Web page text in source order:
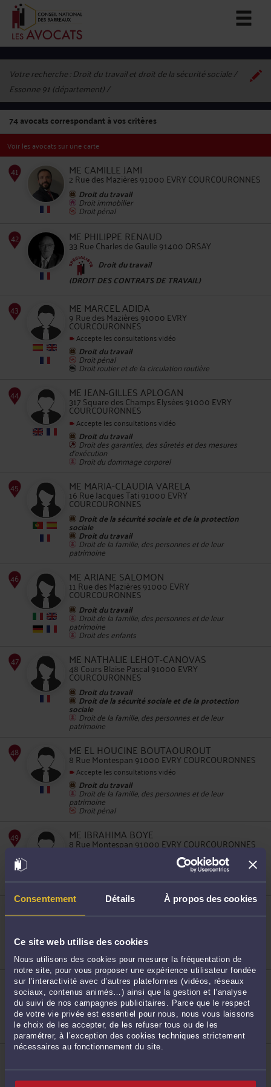
Consentement Détails À propos des cookies
Ce site web utilise des cookies
Nous utilisons des cookies pour mesurer la fréquentation de
notre site, pour vous proposer une expérience utilisateur fondée
sur l’interactivité avec d’autres plateformes (vidéos, réseaux
sociaux, contenus animés…) ainsi que la gestion et l’analyse
du suivi de nos campagnes publicitaires. Parce que le respect
de votre vie privée est essentiel pour nous, nous vous laissons
le choix de les accepter, de les refuser tous ou de les
paramétrer, à l’exception des cookies techniques strictement
nécessaires au fonctionnement du site.
Votre recherche :Droit du travail et droit de la sécurité sociale /
Essonne 91 (département)
74avocats correspondant à vos critères
Voir les avocats sur une carte
ME CAMILLE JAMI
2 Rue des Mazières 91000 EVRY COURCOURONNES
Droit du travail
Droit immobilier
Droit pénal
ME PHILIPPE RENAUD
33 Rue Charles de Gaulle 91400 ORSAY
Droit du travail
(DROIT DES CONTRATS DE TRAVAIL)
43
ME MARCEL ADIDA
9 Rue des Mazières 91000 EVRY
COURCOURONNES
Accepte les consultations vidéo
Droit du travail
Droit pénal
Droit routier et de la circulation routière
44
ME JEAN-GILLES APLOGAN
317 Square des Champs Elysées 91000 EVRY
COURCOURONNES
Accepte les consultations vidéo
Droit du travail
Droit des garanties, des sûretés et des mesures
d'exécution
Droit du dommage corporel
ME MARIA-CLAUDIA VARELA
16 Rue Jacques Tati 91000 EVRY
COURCOURONNES
Droit de la sécurité sociale et de la protection
sociale
Droit du travail
Droit de la famille, des personnes et de leur
patrimoine
ME ARIANE SALOMON
11 Rue des Mazières 91000 EVRY
COURCOURONNES
Droit du travail
Droit de la famille, des personnes et de leur
patrimoine
Droit des enfants
47
ME NATHALIE LEHOT-CANOVAS
48 Cours Blaise Pascal 91000 EVRY
COURCOURONNES
Droit du travail
Droit de la sécurité sociale et de la protection
sociale
Droit de la famille, des personnes et de leur
patrimoine
48
ME EL HOUCINE BOUTAOUROUT
8 Rue Montespan 91000 EVRY COURCOURONNES
Accepte les consultations vidéo
Droit du travail
Droit de la famille, des personnes et de leur
patrimoine
Droit pénal
49
ME IBRAHIMA BOYE
8 Rue Montespan 91000 EVRY COURCOURONNES
Droit de la sécurité sociale et de la protection
Droit des assurances
23 Rue Champlouis 91100 CORBEIL ESSONNES
Droit des sociétés
Droit de la famille, des personnes et de leur
patrimoine
ME XAVIER WATRIN
25 Bis Rue des Francs Bourgeois 91450 SOISY SUR
SEINE
Droit du travail
Droit immobilier
Droit commercial, des affaires et de la concurrence
10 Place Jules Ferry 91240 ST MICHEL SUR ORGE
Accepte les consultations vidéo